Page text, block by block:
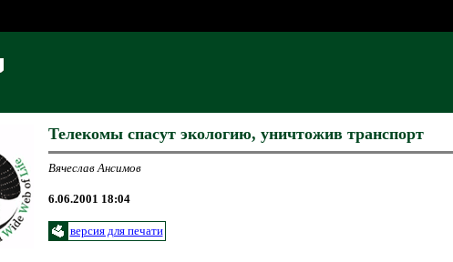
Телекомы спасут экологию, уничтожив транспорт
Вячеслав Ансимов
6.06.2001 18:04
версия для печати